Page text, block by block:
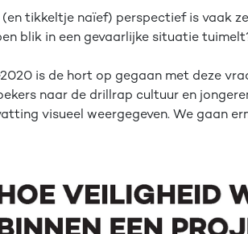
(en tikkeltje naïef) perspectief is vaak
blik in een gevaarlijke situatie
is de hort op gegaan met deze
naar de drillrap cultuur en
visueel weergegeven. We gaan